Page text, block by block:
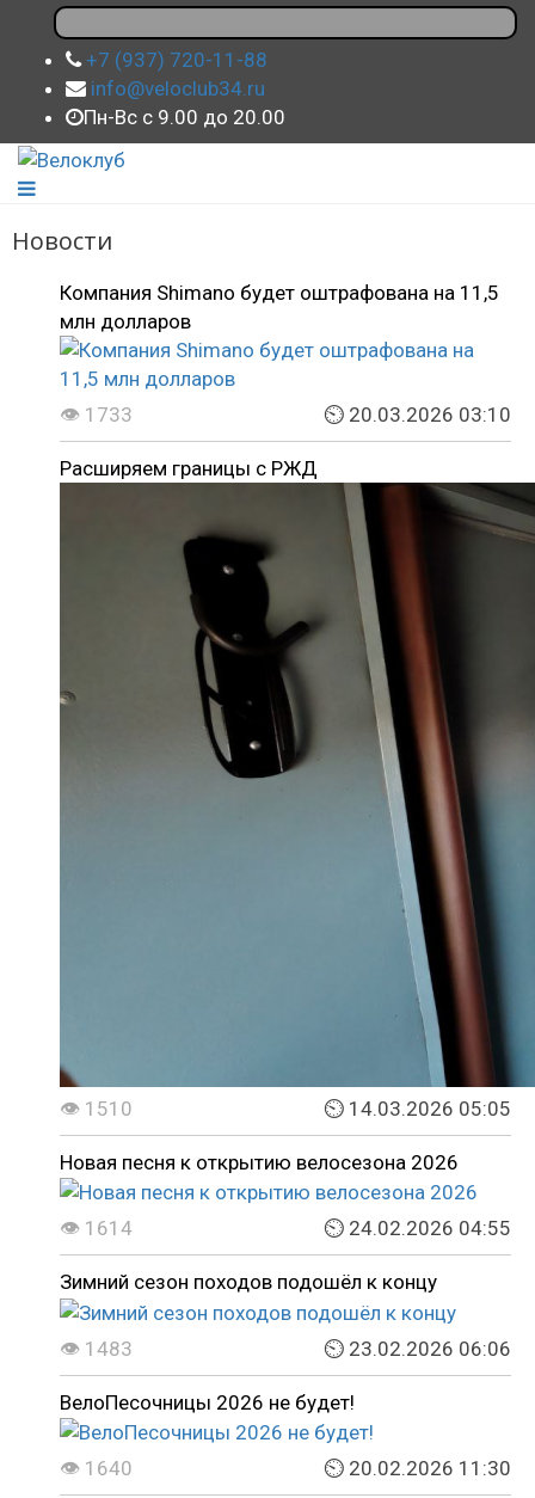
+7 (937) 720-11-88
info@veloclub34.ru
Пн-Вс с 9.00 до 20.00
Новости
Компания Shimano будет оштрафована на 11,5
млн долларов
👁 1733 ⏲ 20.03.2026 03:10
Расширяем границы с РЖД
👁 1510 ⏲ 14.03.2026 05:05
Новая песня к открытию велосезона 2026
👁 1614 ⏲ 24.02.2026 04:55
Зимний сезон походов подошёл к концу
👁 1483 ⏲ 23.02.2026 06:06
ВелоПесочницы 2026 не будет!
👁 1640 ⏲ 20.02.2026 11:30